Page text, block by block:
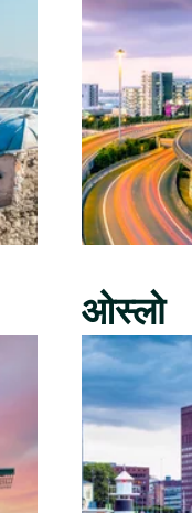
ओस्लो